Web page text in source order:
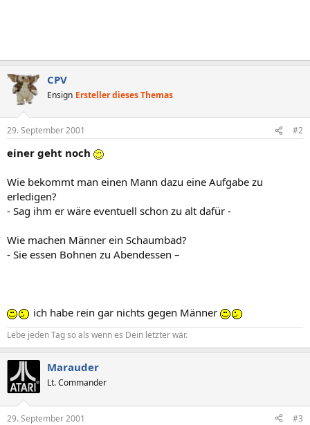
CPV
Ensign Ersteller dieses Themas
29. September 2001 #2
einer geht noch
Wie bekommt man einen Mann dazu eine Aufgabe zu
erledigen?
- Sag ihm er wäre eventuell schon zu alt dafür -
Wie machen Männer ein Schaumbad?
- Sie essen Bohnen zu Abendessen –
ich habe rein gar nichts gegen Männer
Lebe jeden Tag so als wenn es Dein letzter wär.
Marauder
Lt. Commander
29. September 2001 #3